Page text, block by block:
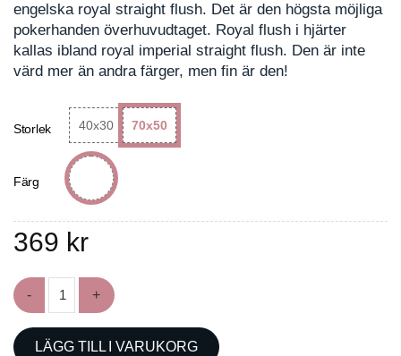
through
369 kr
engelska royal straight flush. Det är den högsta möjliga
pokerhanden överhuvudtaget. Royal flush i hjärter
kallas ibland royal imperial straight flush. Den är inte
värd mer än andra färger, men fin är den!
Storlek 40x30 70x50
Färg
369 kr
LÄGG TILL I VARUKORG